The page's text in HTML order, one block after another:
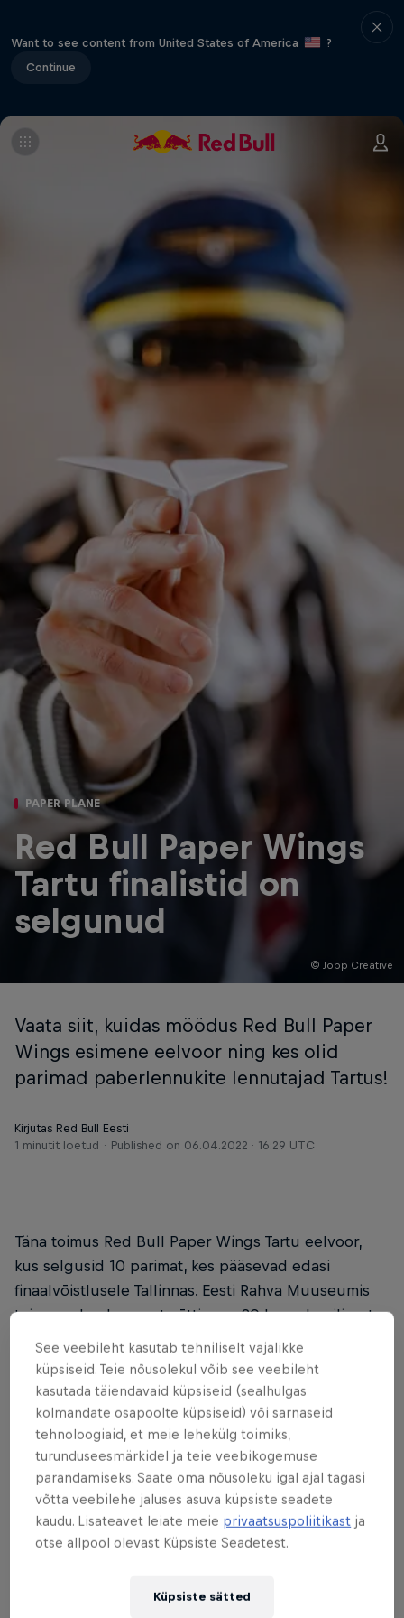
Want to see content from United States of America
?
Continue
© Jopp Creative
PAPER PLANE
Red Bull Paper Wings
Tartu finalistid on
selgunud
Vaata siit, kuidas möödus Red Bull Paper
Wings esimene eelvoor ning kes olid
parimad paberlennukite lennutajad Tartus!
Kirjutas Red Bull Eesti
1 minutit loetud
Published on 06.04.2022 · 16:29 UTC
Täna toimus Red Bull Paper Wings Tartu eelvoor,
kus selgusid 10 parimat, kes pääsevad edasi
finaalvõistlusele Tallinnas. Eesti Rahva Muuseumis
toimunud eelvoorust võttis osa 20 lennuhuvilisest
tudengit. Edasi said viis pikima distantsi läbinud ja
viis pikima lennuajaga võistlejat. Järgmine eelvoor
toimub tuleval reedel Tallinnas, kust pääsevad edasi
samuti 10 parimat. Kahe linna eelvoorud selgitavad
välja kohalikud tšempionid, kes sõidavad
Paper Wingsülemaailmsele finaalivõistlusele
Austrias, Salzburgis Hangar-7s!
Pikim distants:
Janar Adler, 37.1m
See veebileht kasutab tehniliselt vajalikke
küpsiseid. Teie nõusolekul võib see veebileht
kasutada täiendavaid küpsiseid (sealhulgas
kolmandate osapoolte küpsiseid) või sarnaseid
tehnoloogiaid, et meie lehekülg toimiks,
turunduseesmärkidel ja teie veebikogemuse
parandamiseks. Saate oma nõusoleku igal ajal tagasi
võtta veebilehe jaluses asuva küpsiste seadete
kaudu. Lisateavet leiate meie privaatsuspoliitikast ja
otse allpool olevast Küpsiste Seadetest.
Küpsiste sätted